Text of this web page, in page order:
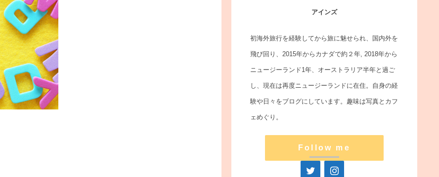
アインズ
初海外旅行を経験してから旅に魅せられ、国内外を
飛び回り、2015年からカナダで約２年, 2018年から
ニュージーランド1年、オーストラリア半年と過ご
し、現在は再度ニュージーランドに在住。自身の経
験や日々をブログにしています。趣味は写真とカフ
ェめぐり。
Follow me